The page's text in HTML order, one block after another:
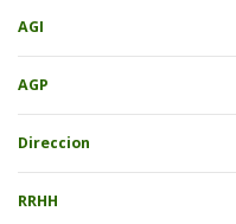
AGI
AGP
Direccion
RRHH